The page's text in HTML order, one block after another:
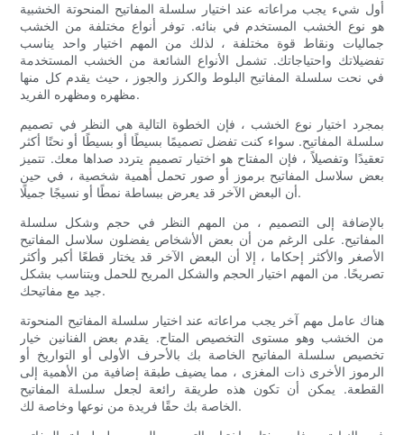
أول شيء يجب مراعاته عند اختيار سلسلة المفاتيح المنحوتة الخشبية
هو نوع الخشب المستخدم في بنائه. توفر أنواع مختلفة من الخشب
جماليات ونقاط قوة مختلفة ، لذلك من المهم اختيار واحد يناسب
تفضيلاتك واحتياجاتك. تشمل الأنواع الشائعة من الخشب المستخدمة
في نحت سلسلة المفاتيح البلوط والكرز والجوز ، حيث يقدم كل منها
مظهره ومظهره الفريد.
بمجرد اختيار نوع الخشب ، فإن الخطوة التالية هي النظر في تصميم
سلسلة المفاتيح. سواء كنت تفضل تصميمًا بسيطًا أو بسيطًا أو نحتًا أكثر
تعقيدًا وتفصيلاً ، فإن المفتاح هو اختيار تصميم يتردد صداها معك. تتميز
بعض سلاسل المفاتيح برموز أو صور تحمل أهمية شخصية ، في حين
أن البعض الآخر قد يعرض ببساطة نمطًا أو نسيجًا جميلًا.
بالإضافة إلى التصميم ، من المهم النظر في حجم وشكل سلسلة
المفاتيح. على الرغم من أن بعض الأشخاص يفضلون سلاسل المفاتيح
الأصغر والأكثر إحكاما ، إلا أن البعض الآخر قد يختار قطعًا أكبر وأكثر
تصريحًا. من المهم اختيار الحجم والشكل المريح للحمل ويتناسب بشكل
جيد مع مفاتيحك.
هناك عامل مهم آخر يجب مراعاته عند اختيار سلسلة المفاتيح المنحوتة
من الخشب وهو مستوى التخصيص المتاح. يقدم بعض الفنانين خيار
تخصيص سلسلة المفاتيح الخاصة بك بالأحرف الأولى أو التواريخ أو
الرموز الأخرى ذات المغزى ، مما يضيف طبقة إضافية من الأهمية إلى
القطعة. يمكن أن تكون هذه طريقة رائعة لجعل سلسلة المفاتيح
الخاصة بك حقًا فريدة من نوعها وخاصة لك.